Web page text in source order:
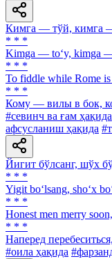
Кимга — тўй, кимга
* * *
Kimga — to‘y, kimga
* * *
To fiddle while Rome
* * *
Кому — вилы в бок,
#севинч ва ғам ҳақида
афсусланиш ҳақида
Йигит бўлсанг, шўх
* * *
Yigit bo‘lsang, sho‘x
* * *
Honest men merry
* * *
Наперед
#оила ҳақида